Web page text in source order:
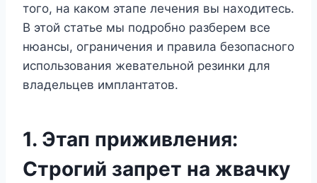
того, на каком этапе лечения вы находитесь.
В этой статье мы подробно разберем все
нюансы, ограничения и правила безопасного
использования жевательной резинки для
владельцев имплантатов.
1. Этап приживления:
Строгий запрет на жвачку